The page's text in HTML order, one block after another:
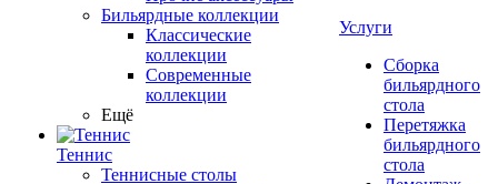
Бильярдные коллекции
Классические
коллекции
Современные
коллекции
Ещё
Теннис
Теннисные столы
Услуги
Сборка
бильярдного
стола
Перетяжка
бильярдного
стола